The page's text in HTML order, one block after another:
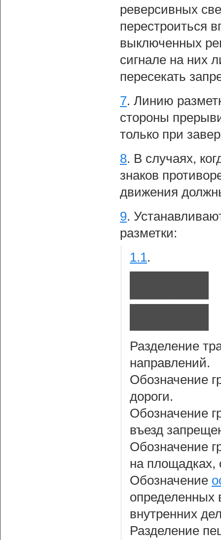
реверсивных
перестроиться
выключенных
сигнале на них
пересекать
7. Линию
стороны
только при
8. В случаях,
знаков
движения
9.
разметки:
1.1.
Разделение
направлений.
Обозначение
дороги.
Обозначение
въезд
Обозначение
на площадках,
Обозначение
определенных
внутренних
Разделение